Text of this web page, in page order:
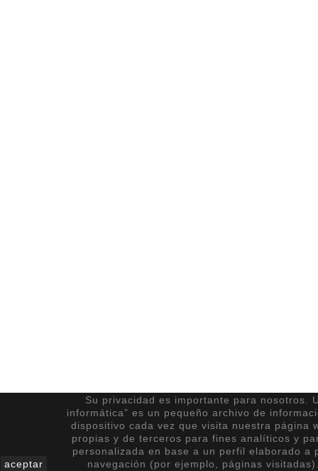
aceptar
Su privacidad es importante para nosotros.
informática” es un pequeño archivo de
dispositivo cada vez que visita nuestra página
propias y de terceros para fines analíticos y
personalizada en base a un perfil elaborado a
navegación (por ejemplo, páginas